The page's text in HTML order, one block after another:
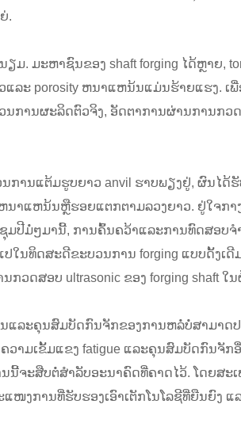
.
ມ. ມະຫາຊົນຂອງ shaft forging ໄດ້ຫຼາຍ,
ະ porosity ຫນາແຫນ້ນແມ່ນຮ້າຍແຮງ. ເ
ການຜະລິດຕົວຈິງ, ອັດຕາການຜ່ານການກວ
ານແຕ້ມຮູບຍາວ anvil ຮາບພຽງຢູ່, ຜົນໄດ້
າແຫນ້ນຫຼືຮອຍແຕກຕາມລວງຍາວ. ຢູ່ໃຈກາ
ມປີມໍ່ໆມານີ້, ການຄົ້ນຄວ້າແລະການທົດສອ
ທິດສະດີຂະບວນການ forging ແບບດັ້ງເດີ
ວດສອບ ultrasonic ຂອງ forging shaft
ລະຄຸນສົມບັດກົນຈັກຂອງການຫລໍ່ບໍ່ສາມາດ
າມເຂັ້ມແຂງ fatigue ແລະຄຸນສົມບັດກົນຈັ
ຈະສືບຕໍ່ສໍາລັບອະນາຄົດທີ່ຄາດໄວ້. ໂດຍສ
ງການທີ່ຮັບຮອງເອົາເຕັກໂນໂລຊີທີ່ຍືນຍົງ